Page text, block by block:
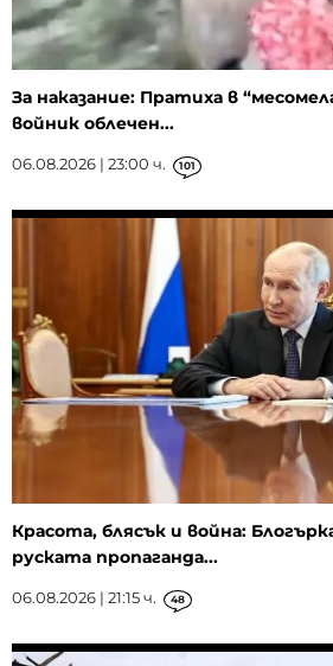
За наказание: Пратиха в
войник облечен...
06.08.2026 | 23:00 ч. 101
Красота, блясък и война:
руската пропаганда...
06.08.2026 | 21:15 ч. 48